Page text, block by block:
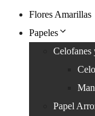
Flores Amarillas
Papeles
Celofanes
Papel